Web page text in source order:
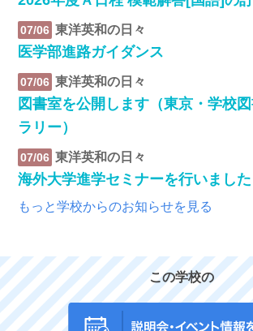
07/06 東洋英和の日々
医学部進路ガイダンス
07/06 東洋英和の日々
図書室を公開します（東京・学校
ラリー）
07/06 東洋英和の日々
海外大学進学セミナーを行いました
もっと学校からのお知らせを見る
この学校の